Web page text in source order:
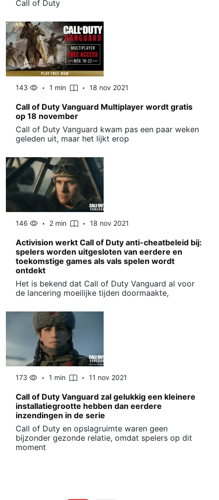
Call of Duty
143 1 min 18 nov 2021
Call of Duty Vanguard Multiplayer wordt gratis
op 18 november
Call of Duty Vanguard kwam pas een paar weken
geleden uit, maar het lijkt erop
146 2 min 18 nov 2021
Activision werkt Call of Duty anti-cheatbeleid bij:
spelers worden uitgesloten van eerdere en
toekomstige games als vals spelen wordt
ontdekt
Het is bekend dat Call of Duty Vanguard al voor
de lancering moeilijke tijden doormaakte,
173 1 min 11 nov 2021
Call of Duty Vanguard zal gelukkig een kleinere
installatiegrootte hebben dan eerdere
inzendingen in de serie
Call of Duty en opslagruimte waren geen
bijzonder gezonde relatie, omdat spelers op dit
moment